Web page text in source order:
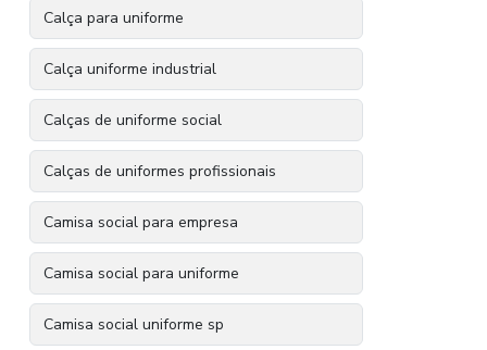
Calça para uniforme
Calça uniforme industrial
Calças de uniforme social
Calças de uniformes profissionais
Camisa social para empresa
Camisa social para uniforme
Camisa social uniforme sp